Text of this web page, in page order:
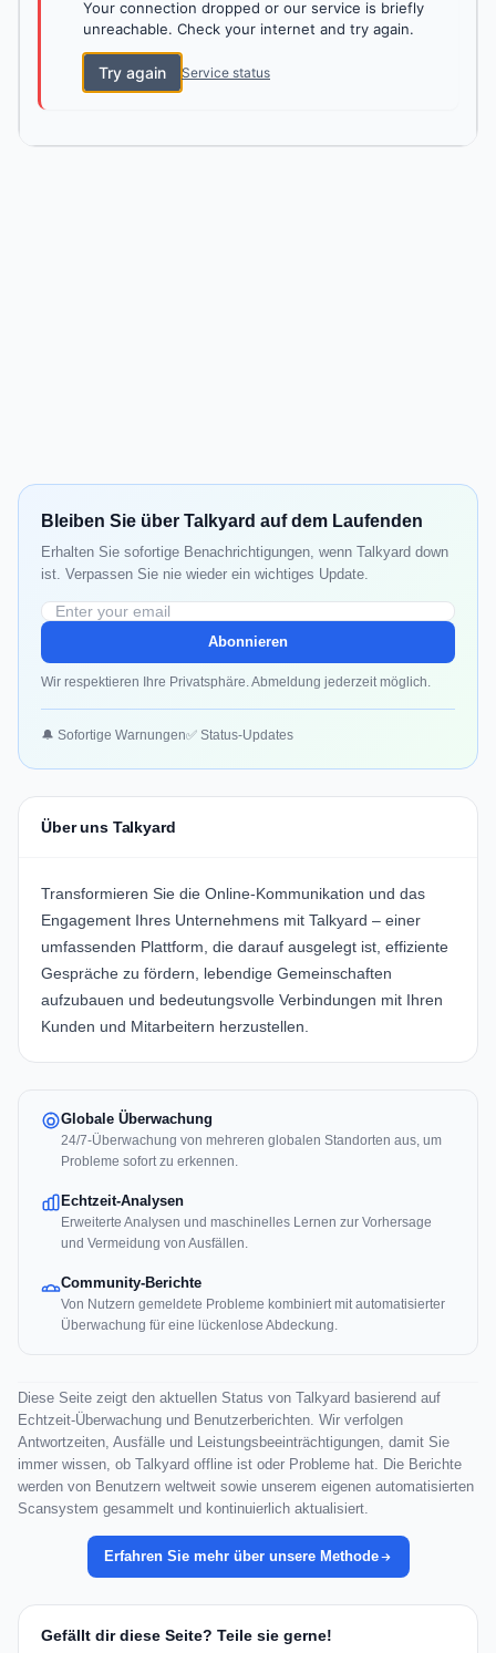
Your connection dropped or our service is briefly
unreachable. Check your internet and try again.
Try again Service status
Bleiben Sie über Talkyard auf dem Laufenden
Erhalten Sie sofortige Benachrichtigungen, wenn Talkyard down
ist. Verpassen Sie nie wieder ein wichtiges Update.
Abonnieren
Wir respektieren Ihre Privatsphäre. Abmeldung jederzeit möglich.
🔔 Sofortige Warnungen✅ Status-Updates
Über uns Talkyard
Transformieren Sie die Online-Kommunikation und das
Engagement Ihres Unternehmens mit Talkyard – einer
umfassenden Plattform, die darauf ausgelegt ist, effiziente
Gespräche zu fördern, lebendige Gemeinschaften
aufzubauen und bedeutungsvolle Verbindungen mit Ihren
Kunden und Mitarbeitern herzustellen.
Globale Überwachung
24/7-Überwachung von mehreren globalen Standorten aus, um
Probleme sofort zu erkennen.
Echtzeit-Analysen
Erweiterte Analysen und maschinelles Lernen zur Vorhersage
und Vermeidung von Ausfällen.
Community-Berichte
Von Nutzern gemeldete Probleme kombiniert mit automatisierter
Überwachung für eine lückenlose Abdeckung.
Diese Seite zeigt den aktuellen Status von Talkyard basierend auf
Echtzeit-Überwachung und Benutzerberichten. Wir verfolgen
Antwortzeiten, Ausfälle und Leistungsbeeinträchtigungen, damit Sie
immer wissen, ob Talkyard offline ist oder Probleme hat. Die Berichte
werden von Benutzern weltweit sowie unserem eigenen automatisierten
Scansystem gesammelt und kontinuierlich aktualisiert.
Erfahren Sie mehr über unsere Methode
Gefällt dir diese Seite? Teile sie gerne!